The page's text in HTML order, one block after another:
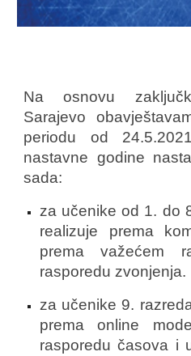
Na osnovu
Sarajevo
periodu od
nastavne godine
sada:
za učenike od 1. do
realizuje prema
prema važećem
rasporedu zvonjenja.
za učenike 9.
prema online
rasporedu časova i